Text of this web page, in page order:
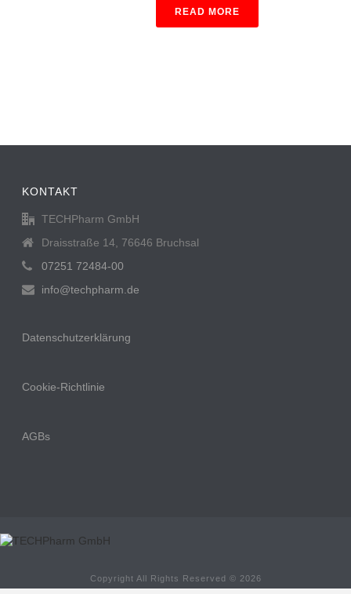
READ MORE
KONTAKT
TECHPharm GmbH
Draisstraße 14, 76646 Bruchsal
07251 72484-00
info@techpharm.de
Datenschutzerklärung
Cookie-Richtlinie
AGBs
Copyright All Rights Reserved © 2026